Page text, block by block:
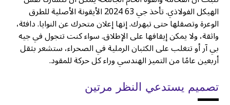
الهيكل الفولاذي. تأخذ جي 63 2024 الأيقونة الأصلية للطرق
الوعرة وتصقلها حتى تبهرك. إنها إعلان متحرك عن النوايا. دافئة،
واثقة، ولا يمكن إيقافها على الإطلاق. سواء كنت تتجول في جيه
بي آر أو تتغلب على الكثبان الرملية في الصحراء، ستشعر بثقل
أربعين عامًا من التميز الهندسي وراء كل حركة للمقود.
تصميم يستدعي النظر مرتين